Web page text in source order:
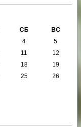
СБ
ВС
4
5
11
12
18
19
25
26